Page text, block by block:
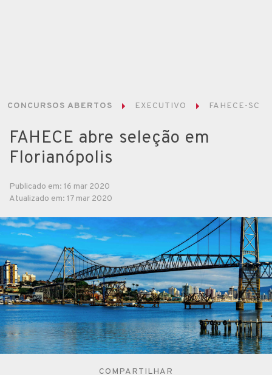
CONCURSOS ABERTOS EXECUTIVO FAHECE-SC
FAHECE abre seleção em
Florianópolis
Publicado em: 16 mar 2020
Atualizado em: 17 mar 2020
COMPARTILHAR